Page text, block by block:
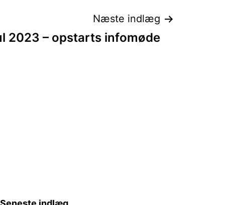
Næste indlæg
2023 – opstarts infomøde